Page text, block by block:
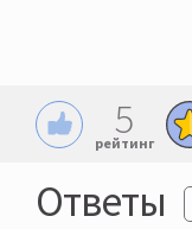
5
рейтинг
Ответы